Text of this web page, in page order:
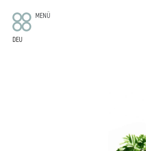
MENÜ
DEU
VOM BAHNHOF